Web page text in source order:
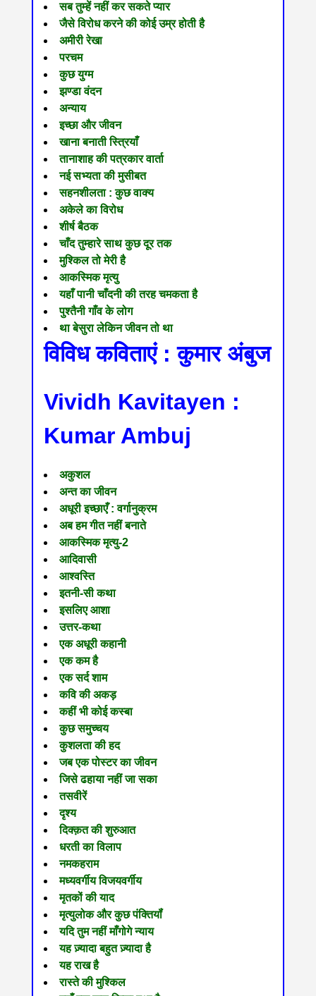
सब तुम्हें नहीं कर सकते प्यार
जैसे विरोध करने की कोई उम्र होती है
अमीरी रेखा
परचम
कुछ युग्म
झण्डा वंदन
अन्याय
इच्छा और जीवन
खाना बनाती स्त्रियाँ
तानाशाह की पत्रकार वार्ता
नई सभ्यता की मुसीबत
सहनशीलता : कुछ वाक्य
अकेले का विरोध
शीर्ष बैठक
चाँद तुम्हारे साथ कुछ दूर तक
मुश्किल तो मेरी है
आकस्मिक मृत्यु
यहाँ पानी चाँदनी की तरह चमकता है
पुश्तैनी गाँव के लोग
था बेसुरा लेकिन जीवन तो था
विविध कविताएं : कुमार अंबुज
Vividh Kavitayen :
Kumar Ambuj
अकुशल
अन्त का जीवन
अधूरी इच्छाएँ : वर्गानुक्रम
अब हम गीत नहीं बनाते
आकस्मिक मृत्यु-2
आदिवासी
आश्वस्ति
इतनी-सी कथा
इसलिए आशा
उत्तर-कथा
एक अधूरी कहानी
एक कम है
एक सर्द शाम
कवि की अकड़
कहीं भी कोई कस्बा
कुछ समुच्चय
कुशलता की हद
जब एक पोस्टर का जीवन
जिसे ढहाया नहीं जा सका
तसवीरें
दृश्य
दिक्क़त की शुरुआत
धरती का विलाप
नमकहराम
मध्यवर्गीय विजयवर्गीय
मृतकों की याद
मृत्युलोक और कुछ पंक्तियॉं
यदि तुम नहीं माँगोगे न्याय
यह ज़्यादा बहुत ज़्यादा है
यह राख है
रास्ते की मुश्किल